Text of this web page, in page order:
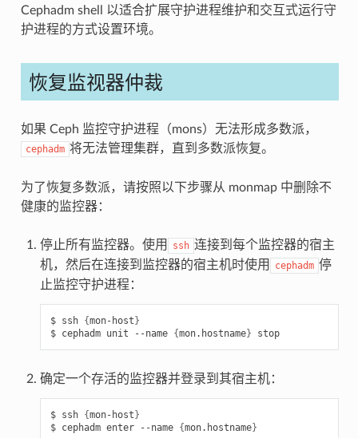
Cephadm shell 以适合扩展守护进程维护和交互式运行守
护进程的方式设置环境。
恢复监视器仲裁
如果 Ceph 监控守护进程（mons）无法形成多数派，
cephadm 将无法管理集群，直到多数派恢复。
为了恢复多数派，请按照以下步骤从 monmap 中删除不
健康的监控器：
停止所有监控器。使用 ssh 连接到每个监控器的宿主
机，然后在连接到监控器的宿主机时使用
cephadm 停
止监控守护进程：
ssh {mon-host}
cephadm unit --name {mon.hostname} stop
确定一个存活的监控器并登录到其宿主机：
ssh {mon-host}
cephadm enter --name {mon.hostname}